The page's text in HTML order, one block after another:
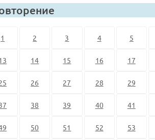
1 2 3 4 5
14 15 16 17
26 27 28 29
38 39 40 41
50 51 52 53